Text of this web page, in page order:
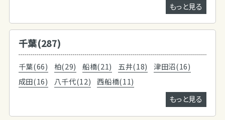
もっと見る
千葉(287)
千葉(66) 柏(29) 船橋(21) 五井(18)
津田沼(16)
成田(16)
八千代(12)
西船橋(11)
もっと見る